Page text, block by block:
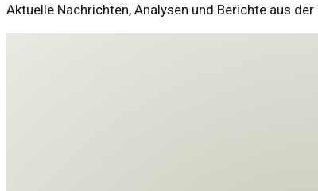
Aktuelle Nachrichten, Analysen und Berichte aus